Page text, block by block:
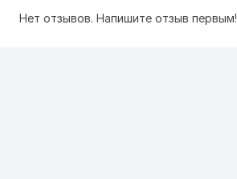
Нет отзывов. Напишите отзыв первым!